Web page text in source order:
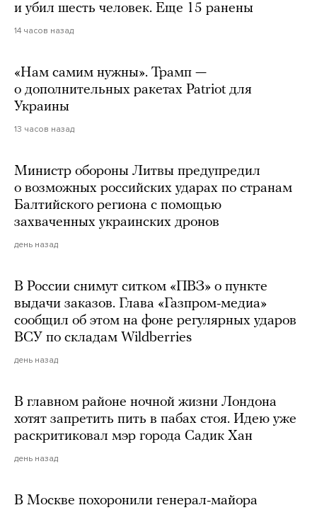
и убил шесть человек. Еще 15 ранены
14 часов назад
«Нам самим нужны». Трамп —
о дополнительных ракетах Patriot для
Украины
13 часов назад
Министр обороны Литвы предупредил
о возможных российских ударах по странам
Балтийского региона с помощью
захваченных украинских дронов
день назад
В России снимут ситком «ПВЗ» о пункте
выдачи заказов. Глава «Газпром-медиа»
сообщил об этом на фоне регулярных ударов
ВСУ по складам Wildberries
день назад
В главном районе ночной жизни Лондона
хотят запретить пить в пабах стоя. Идею уже
раскритиковал мэр города Садик Хан
день назад
В Москве похоронили генерал-майора